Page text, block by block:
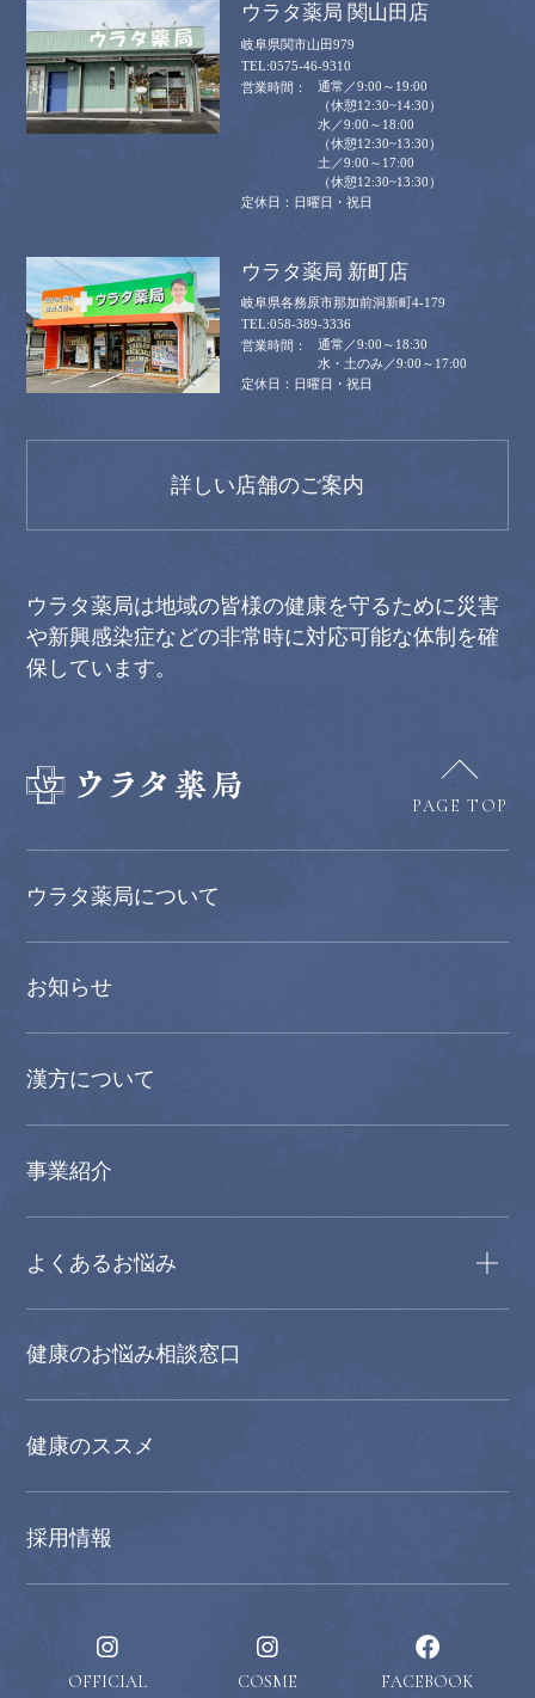
ウラタ薬局 関山田店
岐阜県関市山田979
0575-46-9310
通常／9:00～19:00
（休憩12:30~14:30）
水／9:00～18:00
（休憩12:30~13:30）
土／9:00～17:00
（休憩12:30~13:30）
日曜日・祝日
ウラタ薬局 新町店
岐阜県各務原市那加前洞新町4-179
058-389-3336
通常／9:00～18:30
水・土のみ／9:00～17:00
日曜日・祝日
詳しい店舗のご案内
ウラタ薬局は地域の皆様の健康を守るために災害
や新興感染症などの非常時に対応可能な体制を確
保しています。
PAGE TOP
ウラタ薬局について
お知らせ
漢方について
事業紹介
よくあるお悩み
健康のお悩み相談窓口
健康のススメ
採用情報
OFFICIAL COSME FACEBOOK